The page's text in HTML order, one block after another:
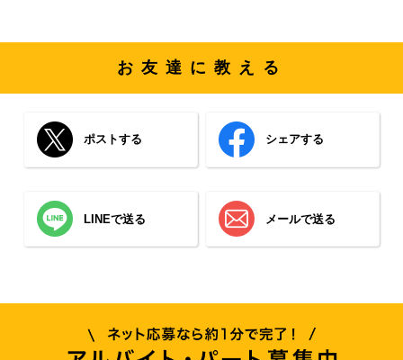
お友達に教える
ポストする シェアする
LINEで送る メールで送る